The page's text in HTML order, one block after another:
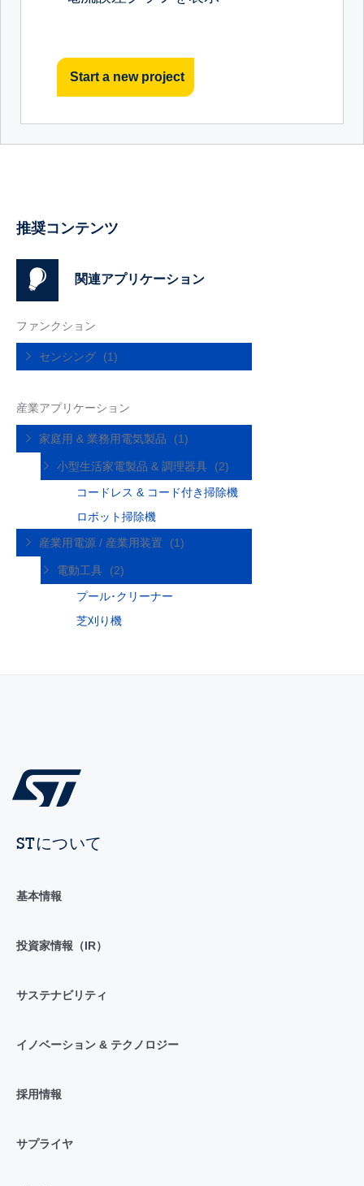
Start a new project
推奨コンテンツ
関連アプリケーション
ファンクション
センシング (1)
産業アプリケーション
家庭用 & 業務用電気製品 (1)
小型生活家電製品 & 調理器具
(2)
コードレス & コード付き掃除機
ロボット掃除機
産業用電源 / 産業用装置
(1)
電動工具
(2)
プール･クリーナー
芝刈り機
STについて
基本情報
投資家情報（IR）
サステナビリティ
イノベーション & テクノロジー
採用情報
サプライヤ